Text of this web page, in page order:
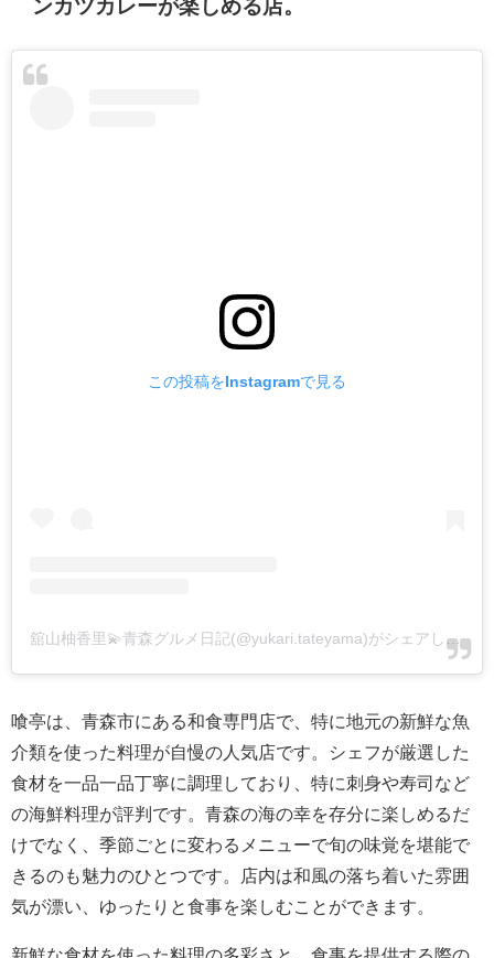
ンカツカレーが楽しめる店。
この投稿をInstagramで見る
舘山柚香里💫青森グルメ日記(@yukari.tateyama)がシェアした投稿
喰亭は、青森市にある和食専門店で、特に地元の新鮮な魚
介類を使った料理が自慢の人気店です。シェフが厳選した
食材を一品一品丁寧に調理しており、特に刺身や寿司など
の海鮮料理が評判です。青森の海の幸を存分に楽しめるだ
けでなく、季節ごとに変わるメニューで旬の味覚を堪能で
きるのも魅力のひとつです。店内は和風の落ち着いた雰囲
気が漂い、ゆったりと食事を楽しむことができます。